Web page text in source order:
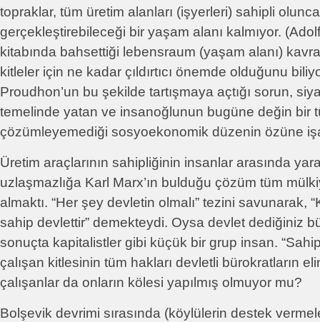
topraklar, tüm üretim alanları (işyerleri) sahipli
gerçekleştirebileceği bir yaşam alanı kalmıyor.
kitabında bahsettiği lebensraum (yaşam alanı)
kitleler için ne kadar çıldırtıcı önemde olduğunu
Proudhon’un bu şekilde tartışmaya açtığı sorun,
temelinde yatan ve insanoğlunun bugüne değin bir
çözümleyemediği sosyoekonomik düzenin özüne
Üretim araçlarının sahipliğinin insanlar arasında
uzlaşmazlığa Karl Marx’ın bulduğu çözüm tüm
almaktı. “Her şey devletin olmalı” tezini savunarak,
sahip devlettir” demekteydi. Oysa devlet dediğiniz
sonuçta kapitalistler gibi küçük bir grup insan.
çalışan kitlesinin tüm hakları devletli bürokratların
çalışanlar da onların kölesi yapılmış olmuyor mu?
Bolşevik devrimi sırasında (köylülerin destek